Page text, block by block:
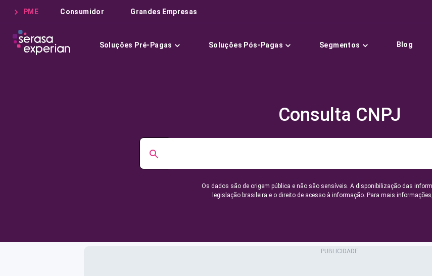
PME Consumidor Grandes Empresas
Soluções Pré-Pagas Soluções Pós-Pagas Segmentos Blog
Consulta CNPJ
Os dados são de origem pública e não são sensíveis. A disponibilização das
legislação brasileira e o direito de acesso à informação. Para mais informações,